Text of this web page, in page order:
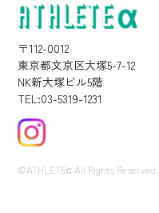
〒112-0012
東京都文京区大塚5-7-12
NK新大塚ビル5階
TEL:03-5319-1231
©ATHLETEα All Rights Reserved.